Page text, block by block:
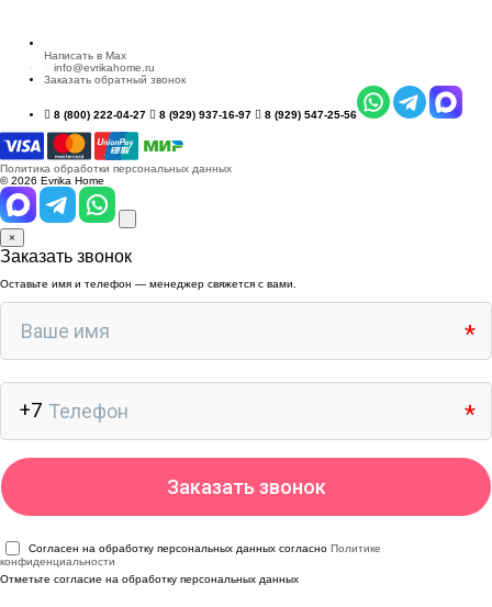
Написать в Max
info@evrikahome.ru
Заказать обратный звонок
8 (800) 222-04-27 8 (929) 937-16-97 8 (929) 547-25-56
Политика обработки персональных данных
© 2026 Evrika Home
×
Заказать звонок
Оставьте имя и телефон — менеджер свяжется с вами.
Согласен на обработку персональных данных согласно Политике
конфиденциальности
Отметьте согласие на обработку персональных данных